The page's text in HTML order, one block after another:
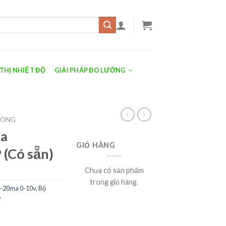
NHIỆT ĐỘ GIẢI PHÁP ĐO LƯỜNG
sẵn)
20ma 0-10v,Bộ
GIỎ HÀNG
Chưa có sản phẩm
trong giỏ hàng.